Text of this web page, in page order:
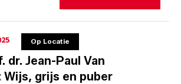
Op Locatie
dr. Jean-Paul Van
Wijs, grijs en puber